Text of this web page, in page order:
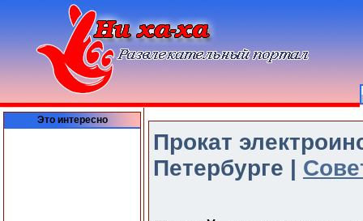
Это интересно
Прокат
Петербурге |